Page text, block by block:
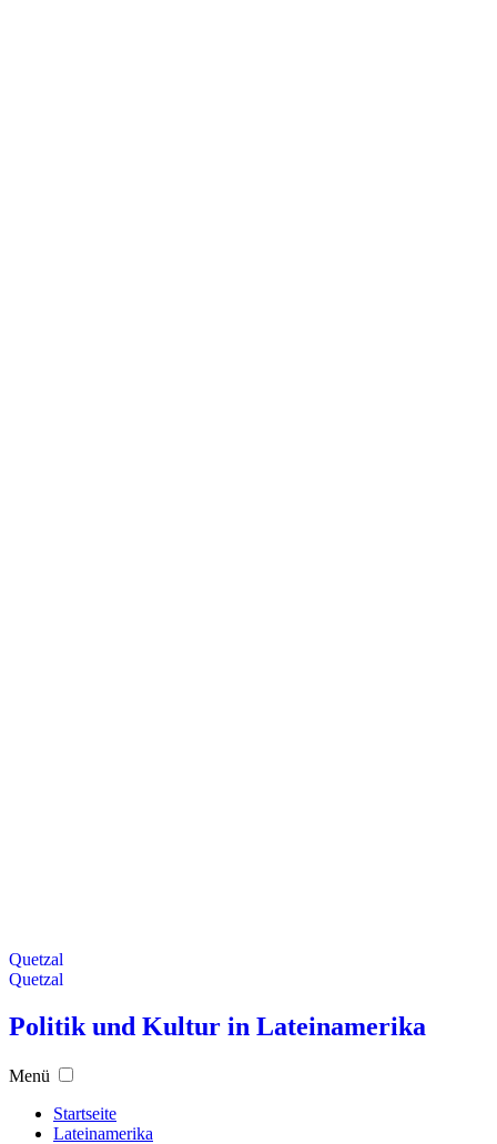
Quetzal
Quetzal
Politik und Kultur in Lateinamerika
Menü
Startseite
Lateinamerika